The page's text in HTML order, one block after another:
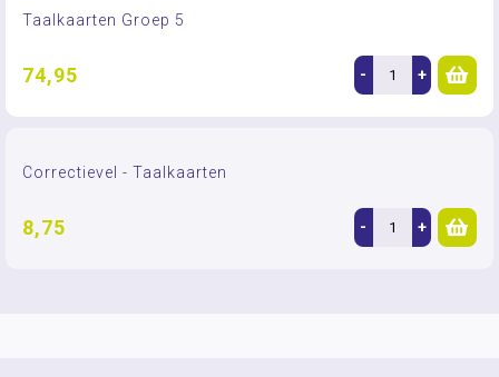
Taalkaarten Groep 5
74,95 - +
Correctievel - Taalkaarten
8,75 - +